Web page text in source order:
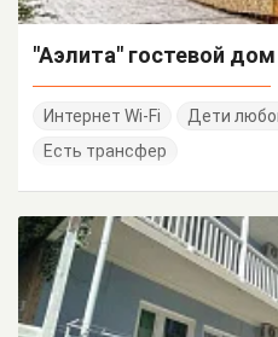
"Аэлита" гостевой дом
Интернет Wi-Fi
Дети
Есть трансфер